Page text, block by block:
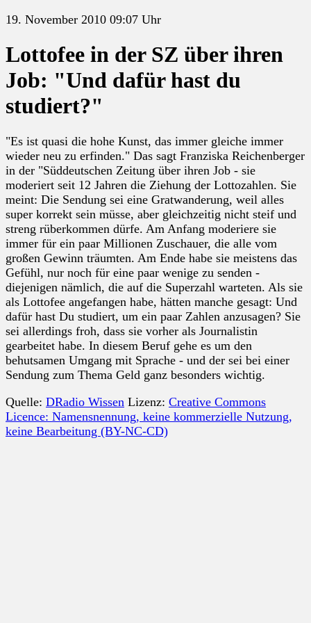
19. November 2010 09:07 Uhr
Lottofee in der SZ über ihren
Job: "Und dafür hast du
studiert?"
"Es ist quasi die hohe Kunst, das immer gleiche immer
wieder neu zu erfinden." Das sagt Franziska Reichenberger
in der "Süddeutschen Zeitung über ihren Job - sie
moderiert seit 12 Jahren die Ziehung der Lottozahlen. Sie
meint: Die Sendung sei eine Gratwanderung, weil alles
super korrekt sein müsse, aber gleichzeitig nicht steif und
streng rüberkommen dürfe. Am Anfang moderiere sie
immer für ein paar Millionen Zuschauer, die alle vom
großen Gewinn träumten. Am Ende habe sie meistens das
Gefühl, nur noch für eine paar wenige zu senden -
diejenigen nämlich, die auf die Superzahl warteten. Als sie
als Lottofee angefangen habe, hätten manche gesagt: Und
dafür hast Du studiert, um ein paar Zahlen anzusagen? Sie
sei allerdings froh, dass sie vorher als Journalistin
gearbeitet habe. In diesem Beruf gehe es um den
behutsamen Umgang mit Sprache - und der sei bei einer
Sendung zum Thema Geld ganz besonders wichtig.
Quelle: DRadio Wissen Lizenz: Creative Commons
Licence: Namensnennung, keine kommerzielle Nutzung,
keine Bearbeitung (BY-NC-CD)